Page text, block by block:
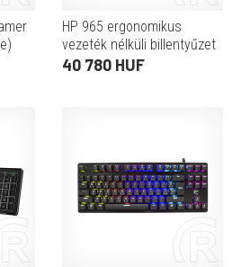
HP 965 ergonomikus
vezeték nélküli billentyűzet
(HU, Bluetooth,
40 780 HUF